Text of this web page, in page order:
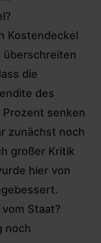
Kostendeckel
überschreiten
die
des
Prozent senken
zunächst noch
großer Kritik
hier von
Staat?
noch